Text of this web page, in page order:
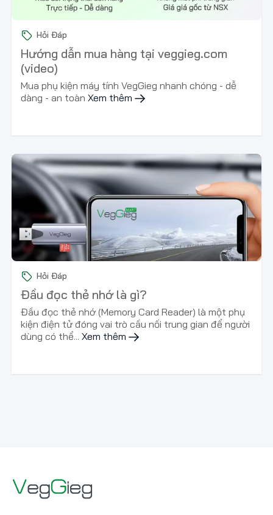
Hỏi Đáp
Hướng dẫn mua hàng tại veggieg.com
(video)
Mua phụ kiện máy tính VegGieg nhanh chóng - dễ
dàng - an toàn Xem thêm
Hỏi Đáp
Đầu đọc thẻ nhớ là gì?
Đầu đọc thẻ nhớ (Memory Card Reader) là một phụ
kiện điện tử đóng vai trò cầu nối trung gian để người
dùng có thể... Xem thêm